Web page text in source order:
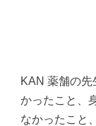
KAN 薬舗の
かったこと、
なかったこと